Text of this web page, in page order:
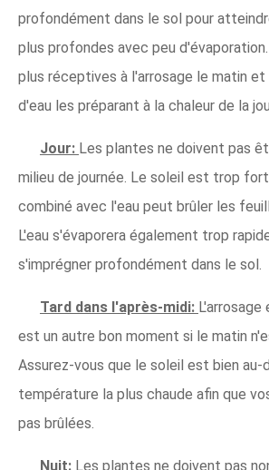
profondément dans le sol pour
plus profondes avec peu
plus réceptives à l'arrosage le matin
d'eau les préparant à la chaleur de la
Jour: Les plantes ne doivent pas
milieu de journée. Le soleil est trop
combiné avec l'eau peut brûler les
L'eau s'évaporera également trop
s'imprégner profondément dans le sol.
Tard dans l'après-midi:
est un autre bon moment si le matin
Assurez-vous que le soleil est bien au-
température la plus chaude afin que
pas brûlées.
Nuit: Les plantes ne doivent pas